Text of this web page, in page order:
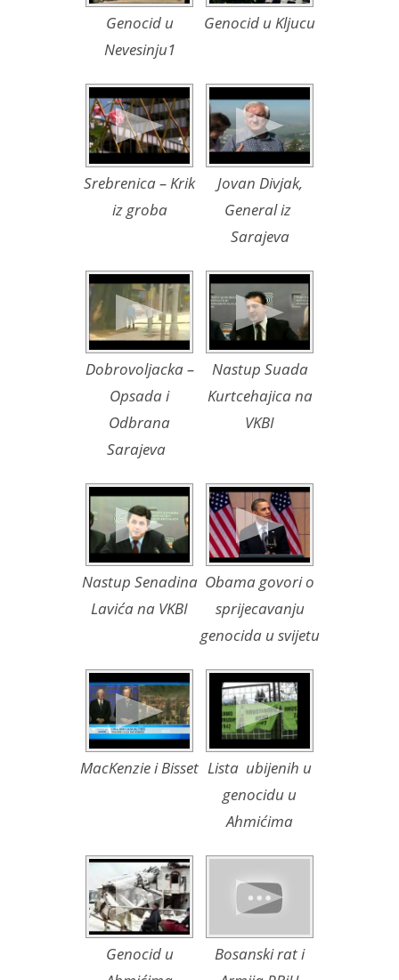
Genocid u
Nevesinju1
Genocid u Kljucu
Srebrenica – Krik
iz groba
Jovan Divjak,
General iz
Sarajeva
Dobrovoljacka –
Opsada i
Odbrana
Sarajeva
Nastup Suada
Kurtcehajica na
VKBI
Nastup Senadina
Lavića na VKBI
Obama govori o
sprijecavanju
genocida u svijetu
MacKenzie i Bisset Lista ubijenih u
genocidu u
Ahmićima
Genocid u
Bosanski rat i